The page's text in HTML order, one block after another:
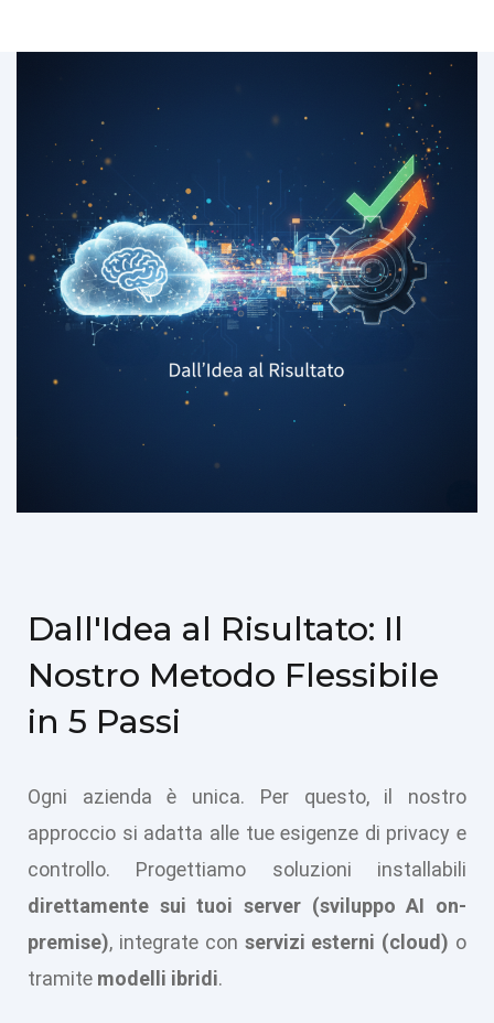
Dall'Idea al Risultato: Il
Nostro Metodo Flessibile
in 5 Passi
Ogni azienda è unica. Per questo, il nostro
approccio si adatta alle tue esigenze di privacy e
controllo. Progettiamo soluzioni installabili
direttamente sui tuoi server (sviluppo AI on-
premise), integrate con servizi esterni (cloud) o
tramite modelli ibridi.